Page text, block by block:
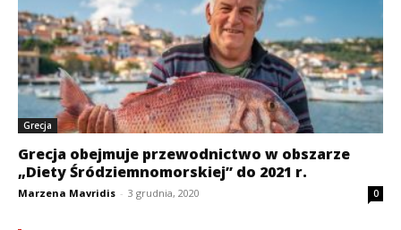
Grecja
Grecja obejmuje przewodnictwo w obszarze
„Diety Śródziemnomorskiej” do 2021 r.
Marzena Mavridis - 3 grudnia, 2020 0